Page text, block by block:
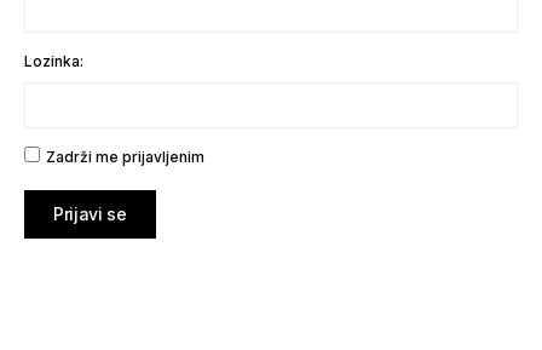
Lozinka:
Zadrži me prijavljenim
Prijavi se